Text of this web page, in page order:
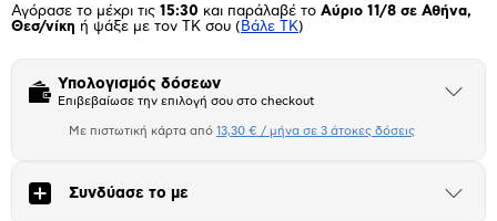
Αγόρασε το μέχρι τις 15:30 και παράλαβέ το Αύριο 11/8 σε Αθήνα,
Θεσ/νίκη ή ψάξε με τον ΤΚ σου ( Βάλε ΤΚ)
Υπολογισμός δόσεων
Επιβεβαίωσε την επιλογή σου στο checkout
Άνοιξε
Αριθμός δόσεων
Με πιστωτική κάρτα από 13,30 € / μήνα σε 3 άτοκες δόσεις
Συνδύασε το με
Άνοιξε